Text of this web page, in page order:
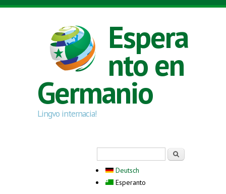
Skip to main content
Espera
nto en
Germanio
Lingvo internacia!
Deutsch
Esperanto